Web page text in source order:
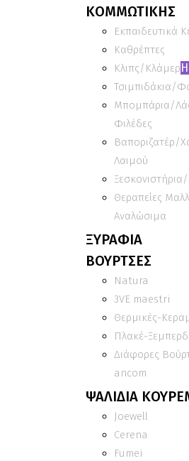
ΚΟΜΜΩΤΙΚΗΣ
Εκπαιδευτικά
Καθρέπτες
Κλιπς/Κλάμερ
Τσιμπιδάκια/
Μπομπάρια/
Φιλέδες
Βαποριζατέρ/
Λαιμού
Θεραπείες
Αναλώσιμα
ΞΥΡΑΦΙΑ
ΒΟΥΡΤΣΕΣ
Natura
3VE maestri
Θερμικές-
Πλακέ-
Διάφορες
ancom
ΨΑΛΙΔΙΑ
Joewell
Cerena
Fumei